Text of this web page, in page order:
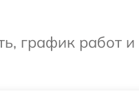
график работ